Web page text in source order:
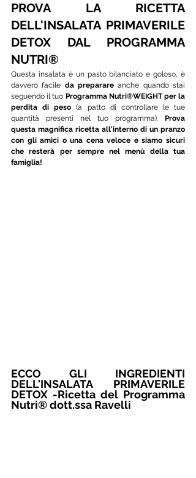
PROVA LA RICETTA
DELL'INSALATA PRIMAVERILE
DETOX DAL PROGRAMMA
NUTRI®
Questa insalata è un pasto bilanciato e goloso, è
davvero facile da preparare anche quando stai
seguendo il tuo Programma Nutri®WEIGHT per la
perdita di peso (a patto di controllare le tue
quantità presenti nel tuo programma). Prova
questa magnifica ricetta all'interno di un pranzo
con gli amici o una cena veloce e siamo sicuri
che resterà per sempre nel menù della tua
famiglia!
ECCO GLI INGREDIENTI
DELL'INSALATA PRIMAVERILE
DETOX -Ricetta del Programma
Nutri® dott.ssa Ravelli